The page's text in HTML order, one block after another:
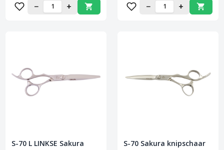
− + − +
S-70 L LINKSE Sakura
S-70 Sakura knipschaar